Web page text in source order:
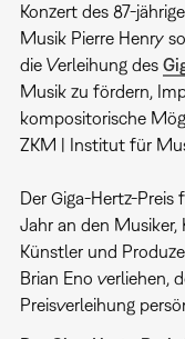
Konzert des 87-
Musik Pierre Henry
die Verleihung des
Musik zu fördern,
kompositorische
ZKM | Institut für
Der Giga-Hertz-
Jahr an den Musiker,
Künstler und
Brian Eno verliehen,
Preisverleihung